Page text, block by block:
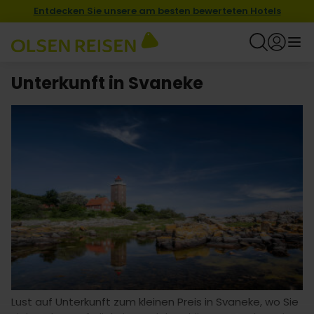
Entdecken Sie unsere am besten bewerteten Hotels
Unterkunft in Svaneke
Lust auf Unterkunft zum kleinen Preis in Svaneke, wo Sie